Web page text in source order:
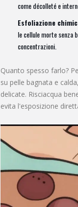
come décolleté e
Esfoliazione
le cellule morte senza
concentrazioni.
Quanto spesso farlo?
su pelle bagnata e
delicate. Risciacqua
evita l'esposizione